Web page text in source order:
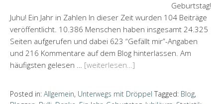
Geburtstag!
Juhu! Ein Jahr in Zahlen In dieser Zeit wurden 104 Beiträge
veröffentlicht. 10.386 Menschen haben insgesamt 24.325
Seiten aufgerufen und dabei 623 “Gefällt mir”-Angaben
und 216 Kommentare auf dem Blog hinterlassen. Am
häufigsten gelesen … [weiterlesen…]
Posted in: Allgemein, Unterwegs mit Dröppel Tagged: Blog,